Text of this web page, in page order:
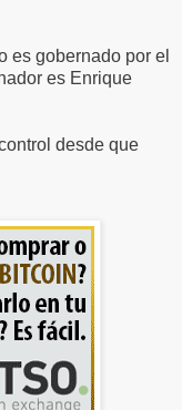
es gobernado por el
es Enrique
desde que